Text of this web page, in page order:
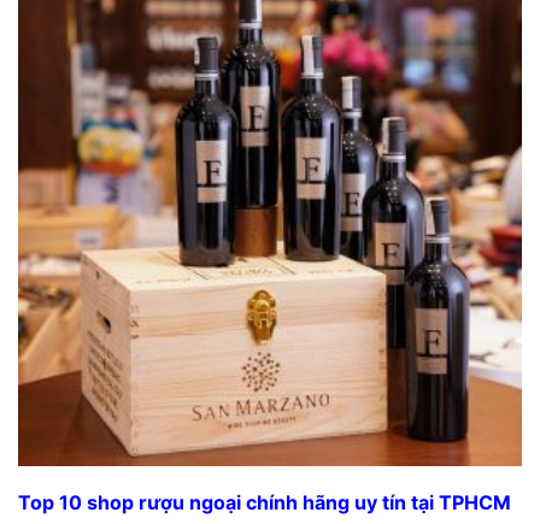
Top 10 shop rượu ngoại chính hãng uy tín tại TPHCM